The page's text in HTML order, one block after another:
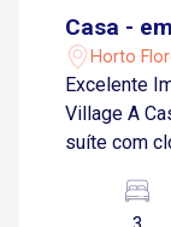
Casa -
Horto
Excelente
Village A Casa possuí: - 3 Dormitórios, sendo 1
suíte com
direito de